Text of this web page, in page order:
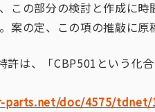
、この部分の検討と作成に
案の定、この項の推敲に
許は、「CBP501という化
doc/4575/tdnet/